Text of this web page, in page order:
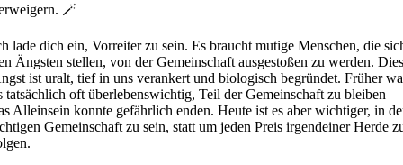
🪄
lade dich ein, Vorreiter zu sein. Es braucht mutige Menschen, die
Ängsten stellen, von der Gemeinschaft ausgestoßen zu werden.
ist uralt, tief in uns verankert und biologisch begründet. Früher
tatsächlich oft überlebenswichtig, Teil der Gemeinschaft zu bleiben –
Alleinsein konnte gefährlich enden. Heute ist es aber wichtiger, in
Gemeinschaft zu sein, statt um jeden Preis irgendeiner Herde